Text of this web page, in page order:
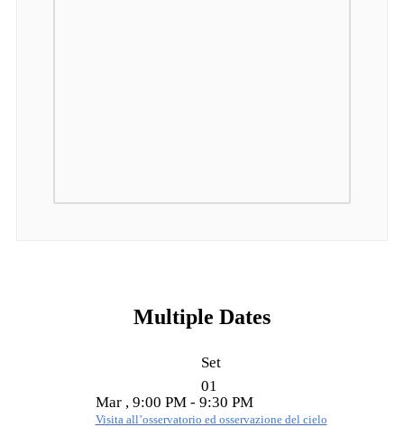
Multiple Dates
Set
01
Mar , 9:00 PM - 9:30 PM
Visita all’osservatorio ed osservazione del cielo